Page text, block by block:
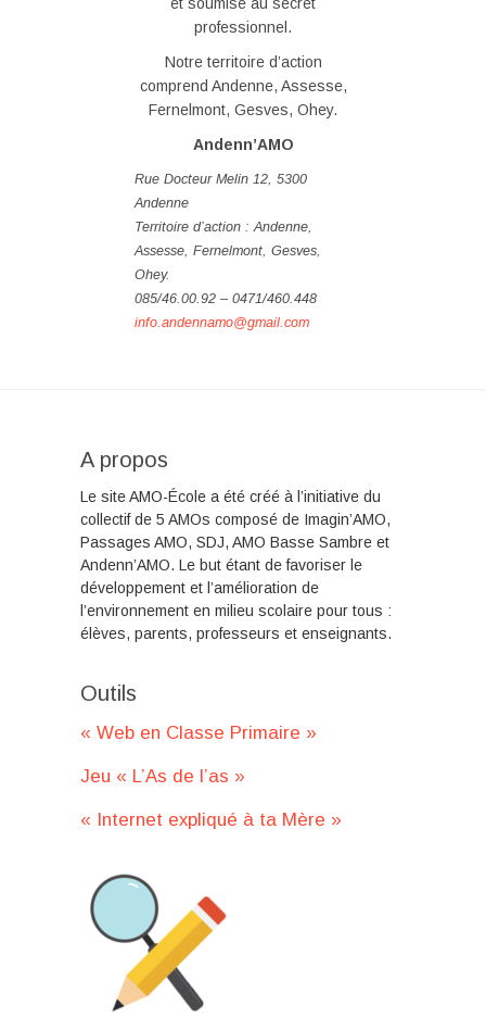
professionnel.
Notre territoire d’action
comprend Andenne, Assesse,
Fernelmont, Gesves, Ohey.
Andenn’AMO
Rue Docteur Melin 12, 5300
Andenne
Territoire d’action : Andenne,
Assesse, Fernelmont, Gesves,
Ohey.
085/46.00.92 – 0471/460.448
info.andennamo@gmail.com
A propos
Le site AMO-École a été créé à l’initiative du
collectif de 5 AMOs composé de Imagin’AMO,
Passages AMO, SDJ, AMO Basse Sambre et
Andenn’AMO. Le but étant de favoriser le
développement et l’amélioration de
l’environnement en milieu scolaire pour tous :
élèves, parents, professeurs et enseignants.
Outils
« Web en Classe Primaire »
Jeu « L’As de l’as »
« Internet expliqué à ta Mère »